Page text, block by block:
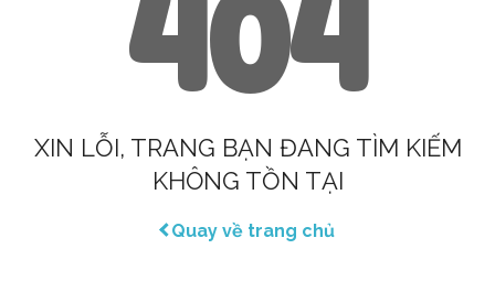
404
XIN LỖI, TRANG BẠN ĐANG TÌM KIẾM
KHÔNG TỒN TẠI
Quay về trang chủ